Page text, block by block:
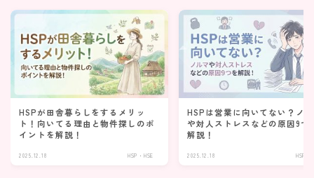
HSPが田舎暮らしをするメリッ
ト！向いてる理由と物件探しのポ
イントを解説！
2025.12.18 HSP・HSE
HSPは営業に向いてない？ノ
や対人ストレスなどの原因9つ
解説！
2025.12.18 HSP・